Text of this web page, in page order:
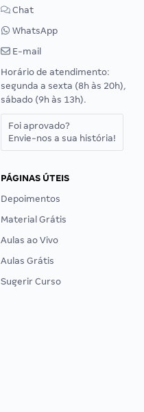
Chat
WhatsApp
E-mail
Horário de atendimento:
segunda a sexta (8h às 20h),
sábado (9h às 13h).
Foi aprovado?
Envie-nos a sua história!
PÁGINAS ÚTEIS
Depoimentos
Material Grátis
Aulas ao Vivo
Aulas Grátis
Sugerir Curso